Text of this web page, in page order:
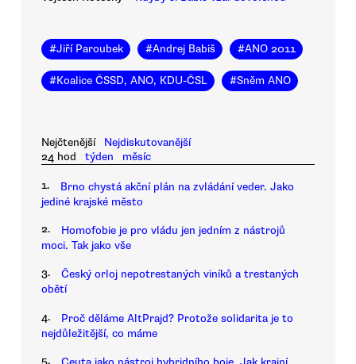
#Jiří Paroubek #Andrej Babiš #ANO 2011
#Koalice ČSSD, ANO, KDU-ČSL #Sněm ANO
Nejčtenější
Nejdiskutovanější
24 hod
týden měsíc
1.
Brno chystá akční plán na zvládání veder. Jako
jediné krajské město
2.
Homofobie je pro vládu jen jedním z nástrojů
moci. Tak jako vše
3.
Český orloj nepotrestaných viníků a trestaných
obětí
4.
Proč děláme AltPrajd? Protože solidarita je to
nejdůležitější, co máme
5.